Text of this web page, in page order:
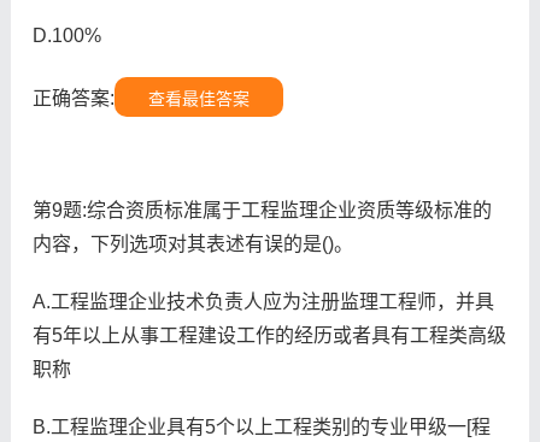
D.100%
正确答案: 查看最佳答案
第9题:综合资质标准属于工程监理企业资质等级标准的
内容，下列选项对其表述有误的是()。
A.工程监理企业技术负责人应为注册监理工程师，并具
有5年以上从事工程建设工作的经历或者具有工程类高级
职称
B.工程监理企业具有5个以上工程类别的专业甲级一[程